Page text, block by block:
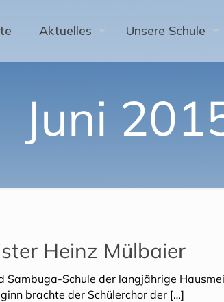
Aktuelles Unsere Schule
Juni
Heinz Mülbaier
Sambuga-Schule der langjährige
brachte der Schülerchor der […]